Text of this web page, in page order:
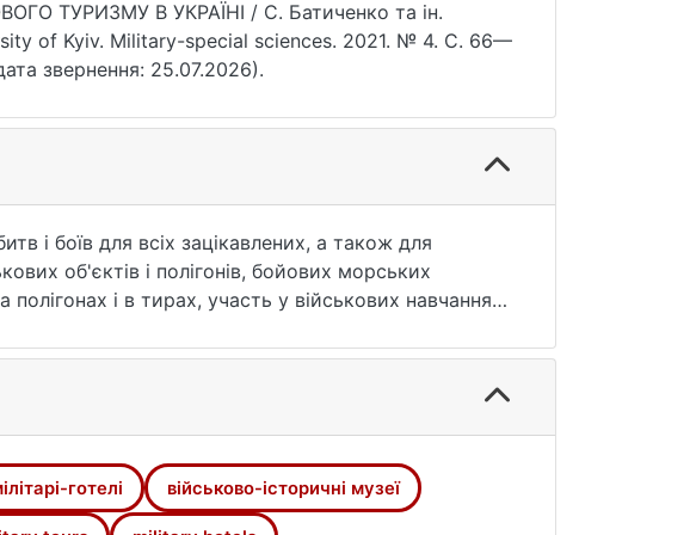
ТУРИЗМУ В УКРАЇНІ / С. Батиченко та ін.
of Kyiv. Military-special sciences. 2021. № 4. С. 66—
звернення: 25.07.2026).
і боїв для всіх зацікавлених, а також для
об'єктів і полігонів, бойових морських
полігонах і в тирах, участь у військових навчаннях
військового туризму: військово-
туризму на військово-пізнавальний,
дій, нелегальні тури безпосередньо в зону
з урахуванням мети та ціннісних орієнтацій
групи: військово-історичний туризм, мілітарі-
Україні представлено об'єктами історико-
воєн, періоду Українських визвольних змагань
готелі військово-історичні музеї